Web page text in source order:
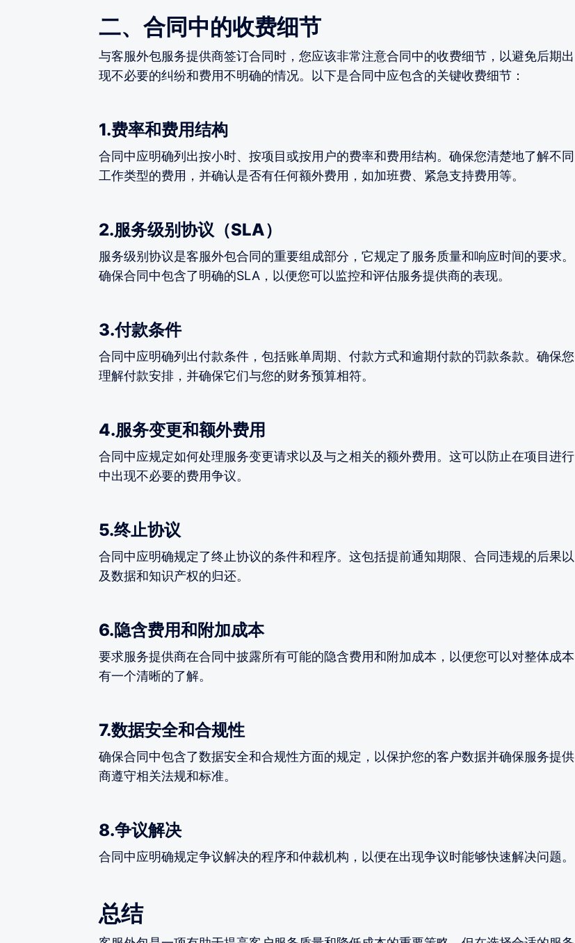
二、合同中的收费细节
与客服外包服务提供商签订合同时，您应该非常注意合同中的收费细节，以避免后期出
现不必要的纠纷和费用不明确的情况。以下是合同中应包含的关键收费细节：
1.费率和费用结构
合同中应明确列出按小时、按项目或按用户的费率和费用结构。确保您清楚地了解不同
工作类型的费用，并确认是否有任何额外费用，如加班费、紧急支持费用等。
2.服务级别协议（SLA）
服务级别协议是客服外包合同的重要组成部分，它规定了服务质量和响应时间的要求。
确保合同中包含了明确的SLA，以便您可以监控和评估服务提供商的表现。
3.付款条件
合同中应明确列出付款条件，包括账单周期、付款方式和逾期付款的罚款条款。确保您
理解付款安排，并确保它们与您的财务预算相符。
4.服务变更和额外费用
合同中应规定如何处理服务变更请求以及与之相关的额外费用。这可以防止在项目进行
中出现不必要的费用争议。
5.终止协议
合同中应明确规定了终止协议的条件和程序。这包括提前通知期限、合同违规的后果以
及数据和知识产权的归还。
6.隐含费用和附加成本
要求服务提供商在合同中披露所有可能的隐含费用和附加成本，以便您可以对整体成本
有一个清晰的了解。
7.数据安全和合规性
确保合同中包含了数据安全和合规性方面的规定，以保护您的客户数据并确保服务提供
商遵守相关法规和标准。
8.争议解决
合同中应明确规定争议解决的程序和仲裁机构，以便在出现争议时能够快速解决问题。
总结